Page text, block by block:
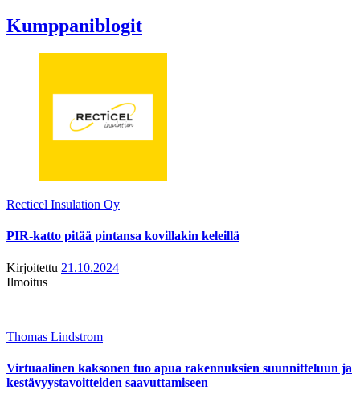
Kumppaniblogit
Recticel Insulation Oy
PIR-katto pitää pintansa kovillakin keleillä
Kirjoitettu 21.10.2024
Ilmoitus
Thomas Lindstrom
Virtuaalinen kaksonen tuo apua rakennuksien suunnitteluun ja
kestävyystavoitteiden saavuttamiseen